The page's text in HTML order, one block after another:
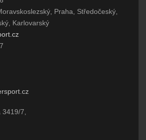
Praha, Středočeský,
Karlovarský
7,